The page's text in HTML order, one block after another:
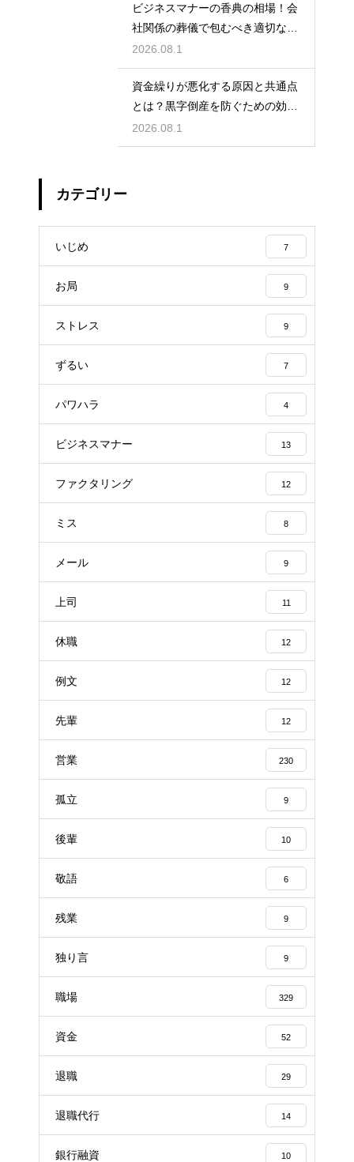
ビジネスマナーの香典の相場！会
社関係の葬儀で包むべき適切な金
額の目安
2026.08.1
資金繰りが悪化する原因と共通点
とは？黒字倒産を防ぐための効果
的な対策
2026.08.1
カテゴリー
いじめ 7
お局 9
ストレス 9
ずるい 7
パワハラ 4
ビジネスマナー 13
ファクタリング 12
ミス 8
メール 9
上司 11
休職 12
例文 12
先輩 12
営業 230
孤立 9
後輩 10
敬語 6
残業 9
独り言 9
職場 329
資金 52
退職 29
退職代行 14
銀行融資 10